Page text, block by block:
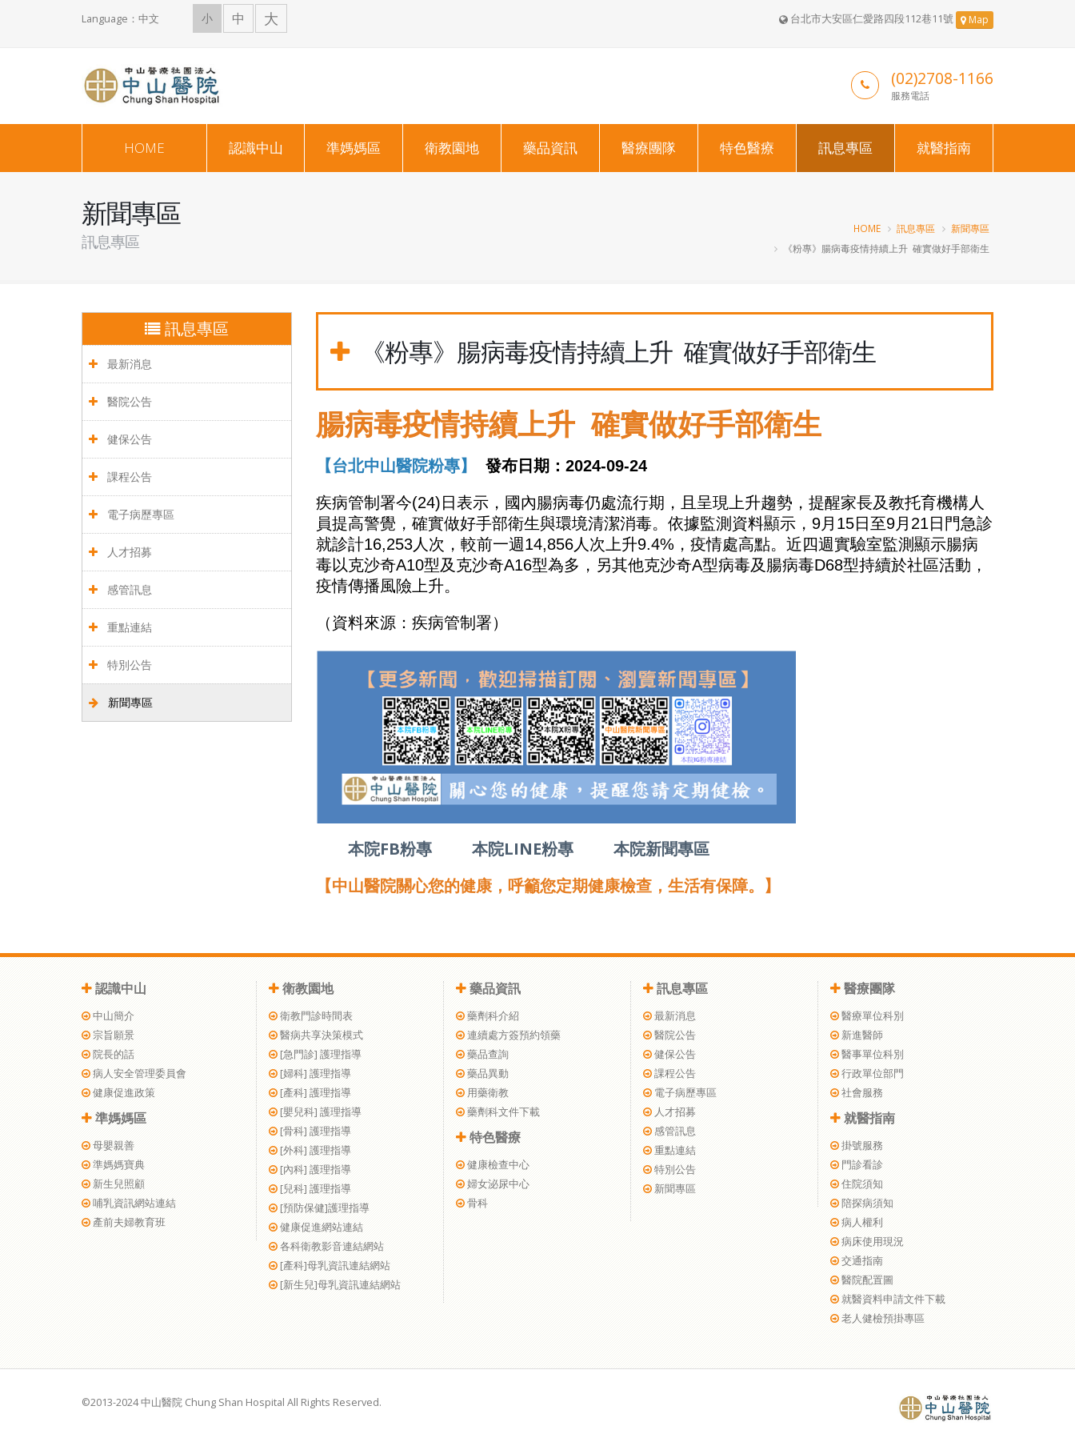
Language：中文 小 中 大 台北市大安區仁愛路四段112巷11號 Map
(02)2708-1166
服務電話
HOME 認識中山 準媽媽區 衛教園地 藥品資訊 醫療團隊 特色醫療 訊息專區 就醫指南
新聞專區
訊息專區
HOME 訊息專區
新聞專區
《粉專》腸病毒疫情持續上升 確實做好手部衛生
訊息專區
最新消息
醫院公告
健保公告
課程公告
電子病歷專區
人才招募
感管訊息
重點連結
特別公告
新聞專區
《粉專》腸病毒疫情持續上升 確實做好手部衛生
腸病毒疫情持續上升 確實做好手部衛生
【台北中山醫院粉專】 發布日期：2024-09-24
疾病管制署今(24) 日表示，國內腸病毒仍處流行期，且呈現上升趨勢，提醒家長及教托育機構人
員提高警覺，確實做好手部衛生與環境清潔消毒。依據監測資料顯示， 9月 15日至9月 21 日門急診
就診計16,253人次，較前一週14,856人次上升9.4% ，疫情處高點。近四週實驗室監測顯示腸病
毒以克沙奇A10型及克沙奇A16型為多，另其他克沙奇A型病毒及腸病毒D68型持續於社區活動，
疫情傳播風險上升。
（資料來源：疾病管制署）
本院FB粉專 本院LINE粉專
本院新聞專區
【中山醫院關心您的健康，呼籲您定期健康檢查，生活有保障。】
認識中山
中山簡介
宗旨願景
院長的話
病人安全管理委員會
健康促進政策
準媽媽區
母嬰親善
準媽媽寶典
新生兒照顧
哺乳資訊網站連結
產前夫婦教育班
衛教園地
衛教門診時間表
醫病共享決策模式
[急門診] 護理指導
[婦科] 護理指導
[產科] 護理指導
[嬰兒科] 護理指導
[骨科] 護理指導
[外科] 護理指導
[內科] 護理指導
[兒科] 護理指導
[預防保健]護理指導
健康促進網站連結
各科衛教影音連結網站
[產科]母乳資訊連結網站
[新生兒]母乳資訊連結網站
藥品資訊
藥劑科介紹
連續處方簽預約領藥
藥品查詢
藥品異動
用藥衛教
藥劑科文件下載
特色醫療
健康檢查中心
婦女泌尿中心
骨科
訊息專區
最新消息
醫院公告
健保公告
課程公告
電子病歷專區
人才招募
感管訊息
重點連結
特別公告
新聞專區
醫療團隊
醫療單位科別
新進醫師
醫事單位科別
行政單位部門
社會服務
就醫指南
掛號服務
門診看診
住院須知
陪探病須知
病人權利
病床使用現況
交通指南
醫院配置圖
就醫資料申請文件下載
老人健檢預掛專區
©2013-2024 中山醫院 Chung Shan Hospital All Rights Reserved.